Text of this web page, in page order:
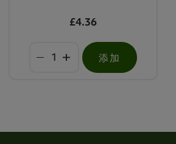
£4.36
添加